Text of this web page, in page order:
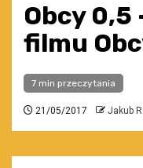
Obcy 0,5
filmu
7 min przeczytania
21/05/2017 Jakub